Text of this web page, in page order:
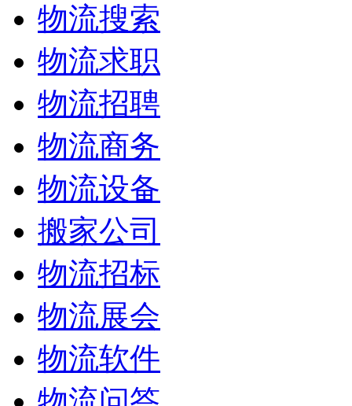
物流搜索
物流求职
物流招聘
物流商务
物流设备
搬家公司
物流招标
物流展会
物流软件